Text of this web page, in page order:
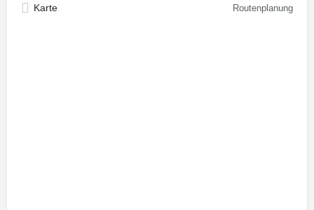
Karte Routenplanung